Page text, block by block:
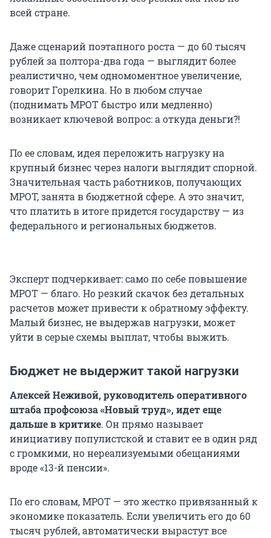
всей стране.
Даже сценарий поэтапного роста — до 60 тысяч
рублей за полтора-два года — выглядит более
реалистично, чем одномоментное увеличение,
говорит Горелкина. Но в любом случае
(поднимать МРОТ быстро или медленно)
возникает ключевой вопрос: а откуда деньги?!
По ее словам, идея переложить нагрузку на
крупный бизнес через налоги выглядит спорной.
Значительная часть работников, получающих
МРОТ, занята в бюджетной сфере. А это значит,
что платить в итоге придется государству — из
федерального и региональных бюджетов.
Эксперт подчеркивает: само по себе повышение
МРОТ — благо. Но резкий скачок без детальных
расчетов может привести к обратному эффекту.
Малый бизнес, не выдержав нагрузки, может
уйти в серые схемы выплат, чтобы выжить.
Бюджет не выдержит такой нагрузки
Алексей Неживой, руководитель оперативного
штаба профсоюза «Новый труд», идет еще
дальше в критике. Он прямо называет
инициативу популистской и ставит ее в один ряд
с громкими, но нереализуемыми обещаниями
вроде «13-й пенсии».
По его словам, МРОТ — это жестко привязанный к
экономике показатель. Если увеличить его до 60
тысяч рублей, автоматически вырастут все